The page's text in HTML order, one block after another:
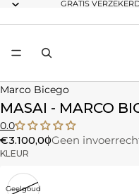
GRATIS
Marco Bicego
MASAI - MARCO
0.0
€3.100,00Geen
KLEUR
Geelgoud